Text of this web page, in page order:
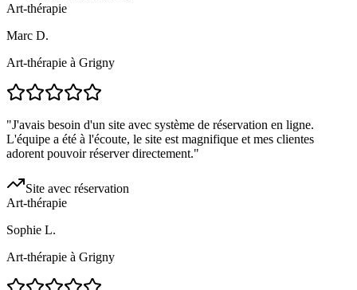
Art-thérapie
Marc D.
Art-thérapie à Grigny
"J'avais besoin d'un site avec système de réservation en ligne.
L'équipe a été à l'écoute, le site est magnifique et mes clientes
adorent pouvoir réserver directement."
Site avec réservation
Art-thérapie
Sophie L.
Art-thérapie à Grigny